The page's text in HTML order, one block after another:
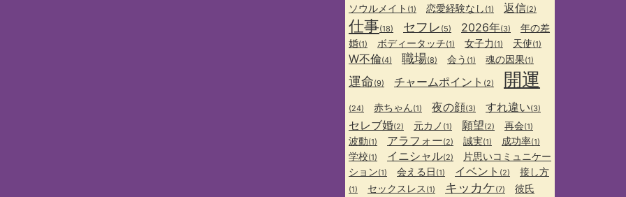
ソウルメイト (1) 恋愛経験なし (1) 返信(2)
仕事(18) セフレ (5) 2026年(3)
年の差
婚(1) ボディータッチ(1) 女子力 (1) 天使(1)
W不倫(4) 職場(8) 会う (1) 魂の因果(1)
運命(9) チャームポイント (2) 開運
(24) 赤ちゃん(1) 夜の顔(3) すれ違い(3)
セレブ婚(2) 元カノ (1) 願望(2) 再会(1)
波動(1) アラフォー(2) 誠実(1) 成功率(1)
学校(1) イニシャル(2)
片思いコミュニケー
ション(1) 会える日 (1) イベント (2) 接し方
(1) セックスレス (1) キッカケ(7) 彼氏